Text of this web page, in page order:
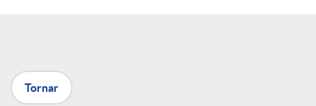
t Tornar